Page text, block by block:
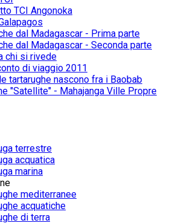
TCI Angonoka
dal Madagascar - Prima parte
dal Madagascar - Seconda parte
chi si rivede
di viaggio 2011
tartarughe nascono fra i Baobab
"Satellite" - Mahajanga Ville Propre
terrestre
acquatica
marina
mediterranee
acquatiche
di terra